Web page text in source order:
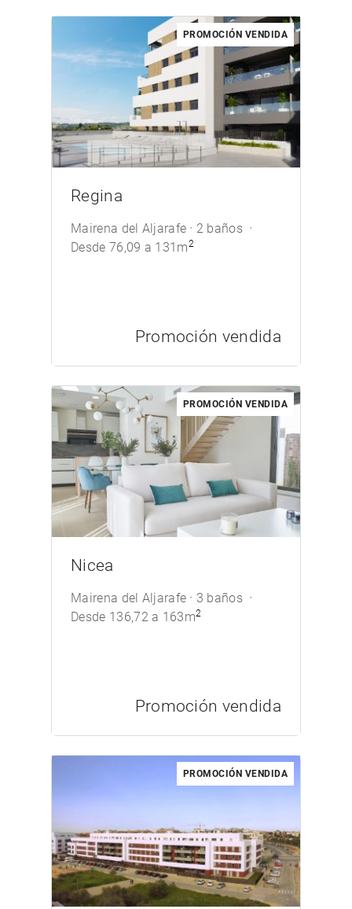
PROMOCIÓN VENDIDA
Regina
Mairena del Aljarafe
2 baños
Desde 76,09 a 131m2
Promoción vendida
PROMOCIÓN VENDIDA
Nicea
Mairena del Aljarafe
3 baños
Desde 136,72 a 163m2
Promoción vendida
PROMOCIÓN VENDIDA